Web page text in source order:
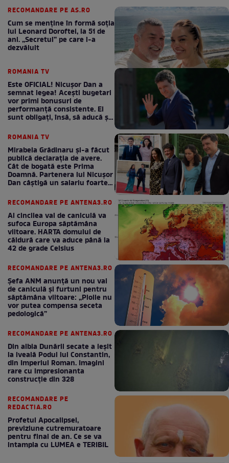
RECOMANDARE PE AS.RO
Cum se menţine în formă soţia
lui Leonard Doroftei, la 51 de
ani. „Secretul” pe care l-a
dezvăluit
ROMANIA TV
Este OFICIAL! Nicușor Dan a
semnat legea! Acești bugetari
vor primi bonusuri de
performanță consistente. Ei
sunt obligați, însă, să aducă și
ROMANIA TV
Mirabela Grădinaru și-a făcut
publică declarația de avere.
Cât de bogată este Prima
Doamnă. Partenera lui Nicușor
Dan câștigă un salariu foarte
RECOMANDARE PE ANTENA3.RO
Al cincilea val de caniculă va
sufoca Europa săptămâna
viitoare. HARTA domului de
căldură care va aduce până la
42 de grade Celsius
RECOMANDARE PE ANTENA3.RO
Șefa ANM anunță un nou val
de caniculă și furtuni pentru
săptămâna viitoare: „Ploile nu
vor putea compensa seceta
pedologică”
RECOMANDARE PE ANTENA3.RO
Din albia Dunării secate a ieșit
la iveală Podul lui Constantin,
din Imperiul Roman. Imagini
rare cu impresionanta
construcție din 328
RECOMANDARE PE
REDACTIA.RO
Profetul Apocalipsei,
previziune cutremuratoare
pentru final de an. Ce se va
intampla cu LUMEA e TERIBIL